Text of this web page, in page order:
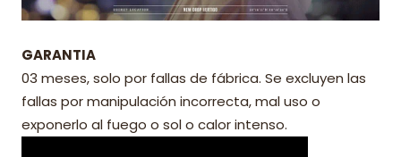
GARANTIA
03 meses, solo por fallas de fábrica. Se excluyen las
fallas por manipulación incorrecta, mal uso o
exponerlo al fuego o sol o calor intenso.